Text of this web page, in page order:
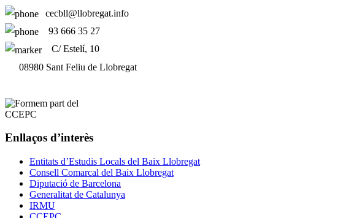
cecbll@llobregat.info
93 666 35 27
C/ Estelí, 10
08980 Sant Feliu de Llobregat
Enllaços d’interès
Entitats d’Estudis Locals del Baix Llobregat
Consell Comarcal del Baix Llobregat
Diputació de Barcelona
Generalitat de Catalunya
IRMU